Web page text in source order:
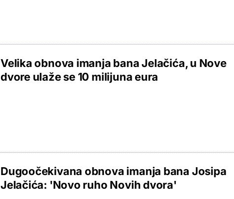
Velika obnova imanja bana Jelačića, u Nove
dvore ulaže se 10 milijuna eura
Dugoočekivana obnova imanja bana Josipa
Jelačića: 'Novo ruho Novih dvora'